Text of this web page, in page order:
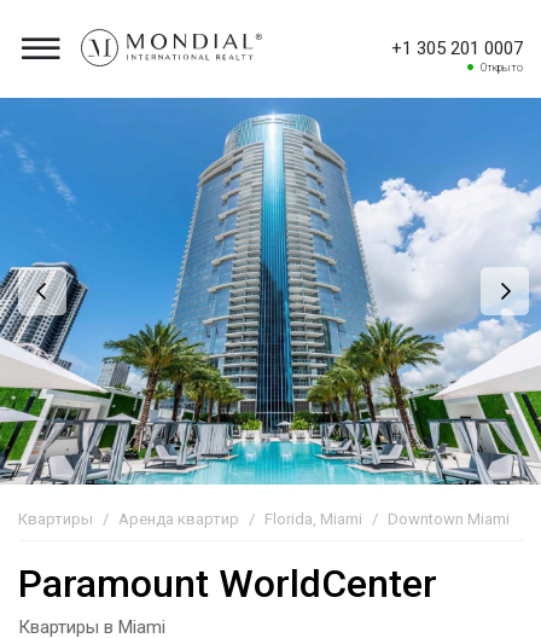
+1 305 201 0007
Открыто
Квартиры Аренда квартир Florida, Miami Downtown Miami
Paramount WorldCenter
Квартиры в Miami